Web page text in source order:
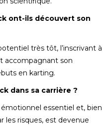
ont-ils découvert son
très tôt, l’inscrivant à
accompagnant son
en karting.
dans sa carrière ?
essentiel et, bien
les risques, est devenue